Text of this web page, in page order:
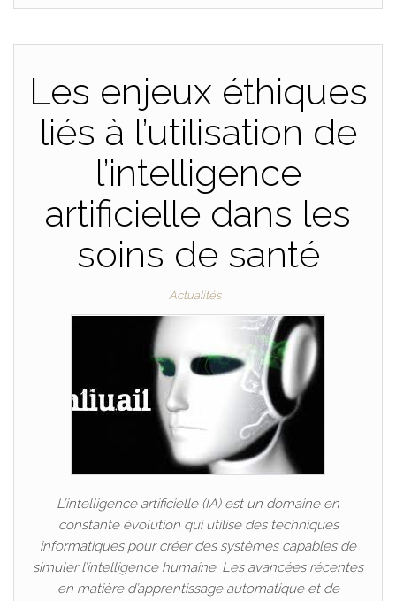
Les enjeux éthiques
liés à l’utilisation de
l’intelligence
artificielle dans les
soins de santé
Actualités
L’intelligence artificielle (IA) est un domaine en
constante évolution qui utilise des techniques
informatiques pour créer des systèmes capables de
simuler l’intelligence humaine. Les avancées récentes
en matière d’apprentissage automatique et de